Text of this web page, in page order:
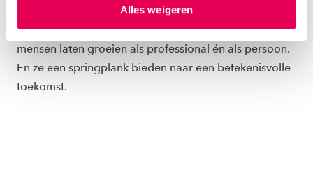
cookiestatement. Via ‘Zelf instellen’ kun je ook zelf
instellen welke cookies we plaatsen. Je kunt je
toestemming altijd wijzigen of intrekken via
onscookiestatement.
Alles weigeren
grenzen heen kijken en toegerust zijn om bij te dragen
aan innovaties in de beroepspraktijk. We willen
mensen laten groeien als professional én als persoon.
En ze een springplank bieden naar een betekenisvolle
toekomst.